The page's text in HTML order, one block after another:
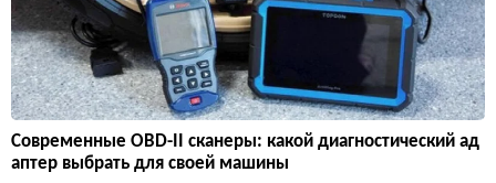
Современные OBD-II сканеры: какой диагностический ад
аптер выбрать для своей машины